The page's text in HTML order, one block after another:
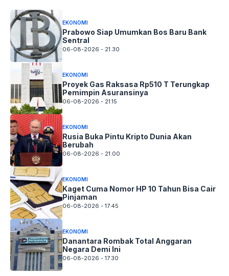
EKONOMI
Prabowo Siap Umumkan Bos Baru Bank
Sentral
06-08-2026 - 21.30
EKONOMI
Proyek Gas Raksasa Rp510 T Terungkap
Pemimpin Asuransinya
06-08-2026 - 21.15
EKONOMI
Rusia Buka Pintu Kripto Dunia Akan
Berubah
06-08-2026 - 21.00
EKONOMI
Kaget Cuma Nomor HP 10 Tahun Bisa Cair
Pinjaman
06-08-2026 - 17.45
EKONOMI
Danantara Rombak Total Anggaran
Negara Demi Ini
06-08-2026 - 17.30